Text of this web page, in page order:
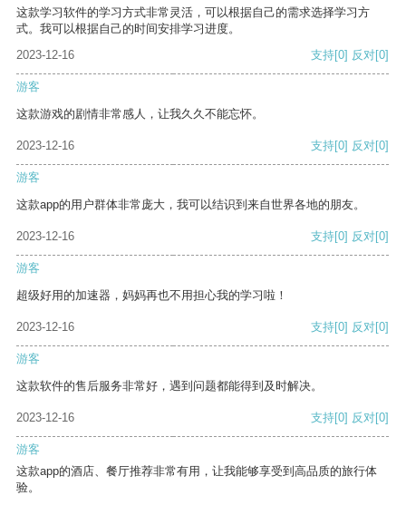
这款学习软件的学习方式非常灵活，可以根据自己的需求选择学习方
式。我可以根据自己的时间安排学习进度。
2023-12-16
支持[0] 反对[0]
游客
这款游戏的剧情非常感人，让我久久不能忘怀。
2023-12-16 支持[0] 反对[0]
游客
这款app的用户群体非常庞大，我可以结识到来自世界各地的朋友。
2023-12-16 支持[0] 反对[0]
游客
超级好用的加速器，妈妈再也不用担心我的学习啦！
2023-12-16 支持[0] 反对[0]
游客
这款软件的售后服务非常好，遇到问题都能得到及时解决。
2023-12-16 支持[0] 反对[0]
游客
这款app的酒店、餐厅推荐非常有用，让我能够享受到高品质的旅行体
验。